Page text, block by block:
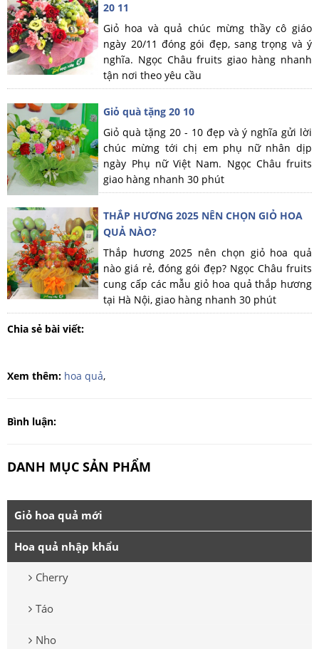
20 11
Giỏ hoa và quả chúc mừng thầy cô giáo
ngày 20/11 đóng gói đẹp, sang trọng và ý
nghĩa. Ngọc Châu fruits giao hàng nhanh
tận nơi theo yêu cầu
Giỏ quà tặng 20 10
Giỏ quà tặng 20 - 10 đẹp và ý nghĩa gửi lời
chúc mừng tới chị em phụ nữ nhân dịp
ngày Phụ nữ Việt Nam. Ngọc Châu fruits
giao hàng nhanh 30 phút
THẮP HƯƠNG 2025 NÊN CHỌN GIỎ HOA
QUẢ NÀO?
Thắp hương 2025 nên chọn giỏ hoa quả
nào giá rẻ, đóng gói đẹp? Ngọc Châu fruits
cung cấp các mẫu giỏ hoa quả thắp hương
tại Hà Nội, giao hàng nhanh 30 phút
Chia sẻ bài viết:
Xem thêm: hoa quả,
Bình luận:
DANH MỤC SẢN PHẨM
Giỏ hoa quả mới
Hoa quả nhập khẩu
Cherry
Táo
Nho